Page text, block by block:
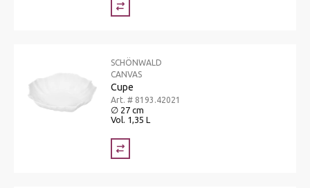
SCHÖNWALD
CANVAS
Cupe
Art. # 8193.42021
∅ 27 cm
Vol. 1,35 L